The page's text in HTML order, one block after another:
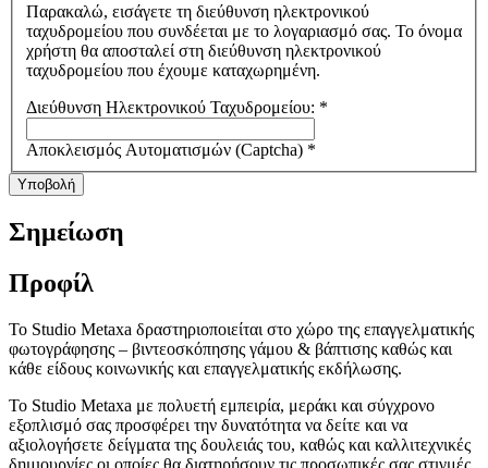
Παρακαλώ, εισάγετε τη διεύθυνση ηλεκτρονικού
ταχυδρομείου που συνδέεται με το λογαριασμό σας. Το όνομα
χρήστη θα αποσταλεί στη διεύθυνση ηλεκτρονικού
ταχυδρομείου που έχουμε καταχωρημένη.
Διεύθυνση Ηλεκτρονικού Ταχυδρομείου: *
Αποκλεισμός Αυτοματισμών (Captcha) *
Υποβολή
Σημείωση
Προφίλ
Το Studio Metaxa δραστηριοποιείται στο χώρο της επαγγελματικής
φωτογράφησης – βιντεοσκόπησης γάμου & βάπτισης καθώς και
κάθε είδους κοινωνικής και επαγγελματικής εκδήλωσης.
Το Studio Metaxa με πολυετή εμπειρία, μεράκι και σύγχρονο
εξοπλισμό σας προσφέρει την δυνατότητα να δείτε και να
αξιολογήσετε δείγματα της δουλειάς του, καθώς και καλλιτεχνικές
δημιουργίες οι οποίες θα διατηρήσουν τις προσωπικές σας στιγμές